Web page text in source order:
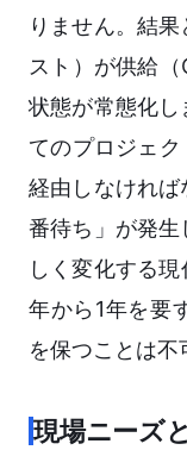
りません。結
スト）が供給
状態が常態化
てのプロジェ
経由しなけれ
番待ち」が発
しく変化する
年から1年を要
を保つことは不
現場ニーズ